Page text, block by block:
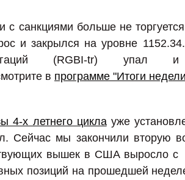
с санкциями больше не
и закрылся на уровне 1152.34.
(RGBI-tr)
в программе "Итоги
4-х летнего циклауже
Сейчас мы закончили вторую
вышек в США выросло
позиций на прошедшей